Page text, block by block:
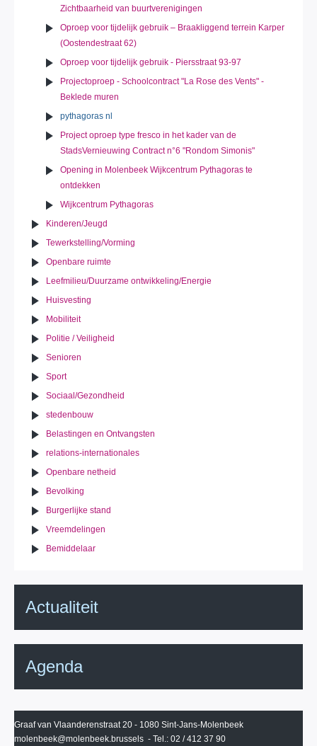
Zichtbaarheid van buurtverenigingen
Oproep voor tijdelijk gebruik – Braakliggend terrein Karper
(Oostendestraat 62)
Oproep voor tijdelijk gebruik - Piersstraat 93-97
Projectoproep - Schoolcontract "La Rose des Vents" -
Beklede muren
pythagoras nl
Project oproep type fresco in het kader van de
StadsVernieuwing Contract n°6 "Rondom Simonis"
Opening in Molenbeek Wijkcentrum Pythagoras te
ontdekken
Wijkcentrum Pythagoras
Kinderen/Jeugd
Tewerkstelling/Vorming
Openbare ruimte
Leefmilieu/Duurzame ontwikkeling/Energie
Huisvesting
Mobiliteit
Politie / Veiligheid
Senioren
Sport
Sociaal/Gezondheid
stedenbouw
Belastingen en Ontvangsten
relations-internationales
Openbare netheid
Bevolking
Burgerlijke stand
Vreemdelingen
Bemiddelaar
Actualiteit
Agenda
Graaf van Vlaanderenstraat 20 - 1080 Sint-Jans-Molenbeek
molenbeek@molenbeek.brussels - Tel.: 02 / 412 37 90